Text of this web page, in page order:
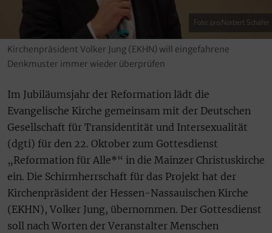
Foto: pro/Norbert Schäfer
Kirchenpräsident Volker Jung (EKHN) will eingefahrene
Denkmuster immer wieder überprüfen
Im Jubiläumsjahr der Reformation lädt die
Evangelische Kirche gemeinsam mit der Deutschen
Gesellschaft für Transidentität und Intersexualität
(dgti) für den 22. Oktober zum Gottesdienst
„Reformation für Alle*“ in die Mainzer Christuskirche
ein. Die Schirmherrschaft für das Projekt hat der
Kirchenpräsident der Hessen-Nassauischen Kirche
(EKHN), Volker Jung, übernommen. Der Gottesdienst
soll nach Worten der Veranstalter Menschen